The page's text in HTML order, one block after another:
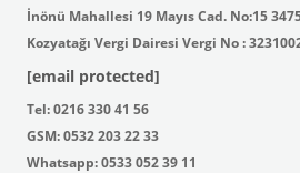
İnönü Mahallesi 19 Mayıs Cad. No:15
Kozyatağı Vergi Dairesi Vergi No :
[email protected]
Tel: 0216 330 41 56
GSM: 0532 203 22 33
Whatsapp: 0533 052 39 11